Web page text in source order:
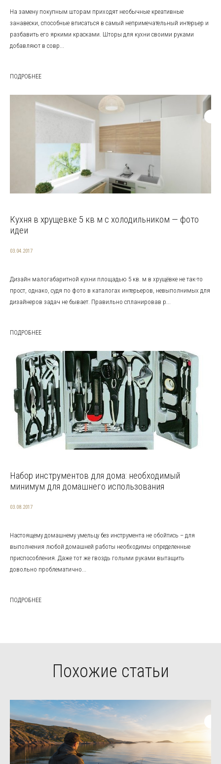
На замену покупным шторам приходят необычные креативные
занавески, способные вписаться в самый непримечательный интерьер и
разбавить его яркими красками. Шторы для кухни своими руками
добавляют в совр...
ПОДРОБНЕЕ
Кухня в хрущевке 5 кв м с холодильником — фото
идеи
03.04.2017
Дизайн малогабаритной кухни площадью 5 кв. м в хрущёвке не так-то
прост, однако, судя по фото в каталогах интерьеров, невыполнимых для
дизайнеров задач не бывает. Правильно спланировав р...
ПОДРОБНЕЕ
Набор инструментов для дома: необходимый
минимум для домашнего использования
03.08.2017
Настоящему домашнему умельцу без инструмента не обойтись – для
выполнения любой домашней работы необходимы определенные
приспособления. Даже тот же гвоздь голыми руками вытащить
довольно проблематично...
ПОДРОБНЕЕ
Похожие статьи